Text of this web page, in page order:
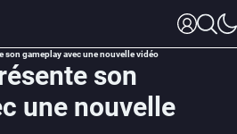
son gameplay avec une nouvelle vidéo
son
une nouvelle